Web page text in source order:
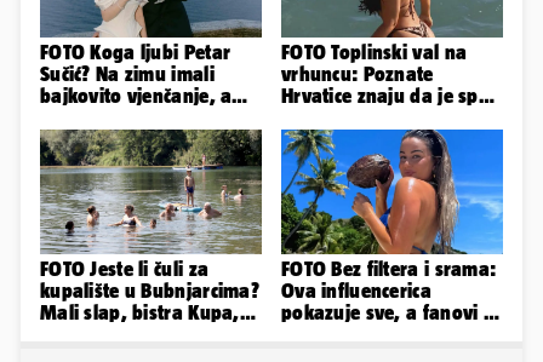
FOTO Koga ljubi Petar
Sučić? Na zimu imali
bajkovito vjenčanje, a
sin!
FOTO Toplinski val na
vrhuncu: Poznate
Hrvatice znaju da je spas
FOTO Jeste li čuli za
kupalište u Bubnjarcima?
Mali slap, bistra Kupa,
FOTO Bez filtera i srama:
Ova influencerica
pokazuje sve, a fanovi je